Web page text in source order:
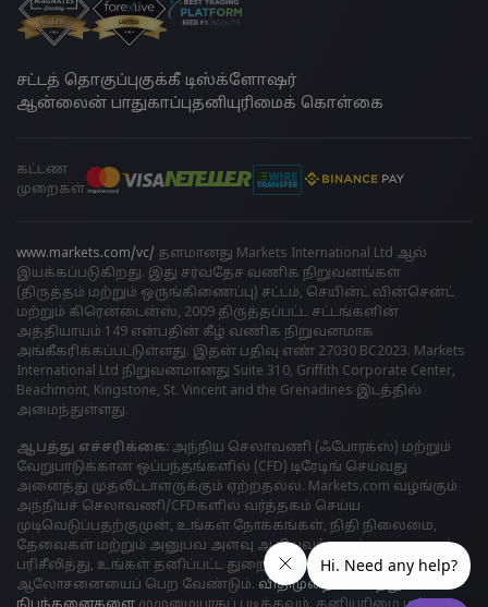
சட்டத் தொகுப்புகுக்கீ டிஸ்க்ளோஷர்
ஆன்லைன் பாதுகாப்புதனியுரிமைக் கொள்கை
கட்டண
முறைகள்
www.markets.com/vc/ தளமானது Markets International Ltd ஆல்
இயக்கப்படுகிறது. இது சர்வதேச வணிக நிறுவனங்கள்
(திருத்தம் மற்றும் ஒருங்கிணைப்பு) சட்டம், செயின்ட் வின்சென்ட்
மற்றும் கிரெனடைன்ஸ், 2009 திருத்தப்பட்ட சட்டங்களின்
அத்தியாயம் 149 என்பதின் கீழ் வணிக நிறுவனமாக
அங்கீகரிக்கப்பட்டுள்ளது. இதன் பதிவு எண் 27030 BC2023. Markets
International Ltd நிறுவனமானது Suite 310, Griffith Corporate Center,
Beachmont, Kingstone, St. Vincent and the Grenadines இடத்தில்
அமைந்துள்ளது.
ஆபத்து எச்சரிக்கை: அந்நிய செலாவணி (ஃபோரக்ஸ்) மற்றும்
வேறுபாடுக்கான ஒப்பந்தங்களில் (CFD) டிரேடிங் செய்வது
அனைத்து முதலீட்டாளருக்கும் ஏற்றதல்ல. Markets.com வழங்கும்
அந்நியச் செலாவணி/CFDகளில் வர்த்தகம் செய்ய
முடிவெடுப்பதற்குமுன், உங்கள் நோக்கங்கள், நிதி நிலைமை,
தேவைகள் மற்றும் அனுபவ அளவு ஆகியவற்றைக் கவனமாகப்
பரிசீலித்து, உங்கள் தனிப்பட்ட துறைசார் நிபுணரின்
ஆலோசனையைப் பெற வேண்டும். விதிமுறைகள் மற்றும்